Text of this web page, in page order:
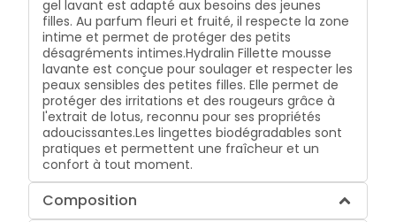
gel lavant est adapté aux besoins des jeunes
filles. Au parfum fleuri et fruité, il respecte la zone
intime et permet de protéger des petits
désagréments intimes.Hydralin Fillette mousse
lavante est conçue pour soulager et respecter les
peaux sensibles des petites filles. Elle permet de
protéger des irritations et des rougeurs grâce à
l'extrait de lotus, reconnu pour ses propriétés
adoucissantes.Les lingettes biodégradables sont
pratiques et permettent une fraîcheur et un
confort à tout moment.
Composition